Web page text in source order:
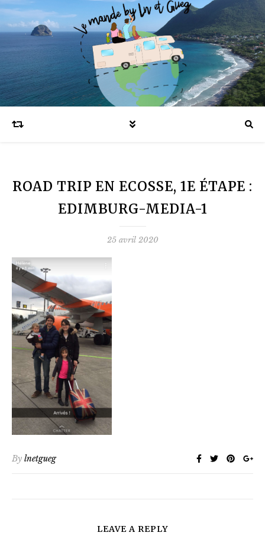
Blog voyages en famille et expatriation
ROAD TRIP EN ECOSSE, 1E ÉTAPE :
EDIMBURG-MEDIA-1
25 avril 2020
By lnetgueg
LEAVE A REPLY